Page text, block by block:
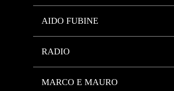
AIDO FUBINE
RADIO
MARCO E MAURO